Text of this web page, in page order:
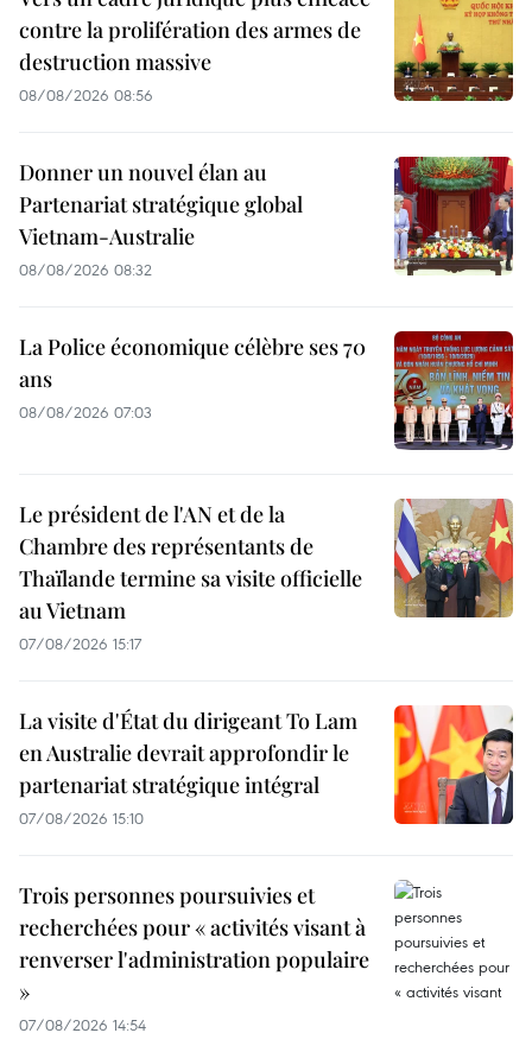
contre la prolifération des armes de
destruction massive
08/08/2026 08:56
Donner un nouvel élan au
Partenariat stratégique global
Vietnam-Australie
08/08/2026 08:32
La Police économique célèbre ses 70
ans
08/08/2026 07:03
Le président de l'AN et de la
Chambre des représentants de
Thaïlande termine sa visite officielle
au Vietnam
07/08/2026 15:17
La visite d'État du dirigeant To Lam
en Australie devrait approfondir le
partenariat stratégique intégral
07/08/2026 15:10
Trois personnes poursuivies et
recherchées pour « activités visant à
renverser l'administration populaire
»
07/08/2026 14:54